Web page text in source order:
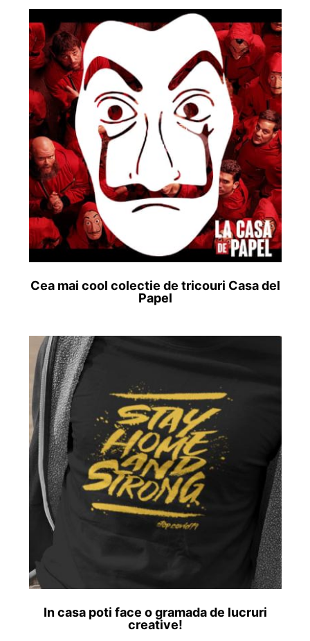
Cea mai cool colectie de tricouri Casa del
Papel
In casa poti face o gramada de lucruri
creative!